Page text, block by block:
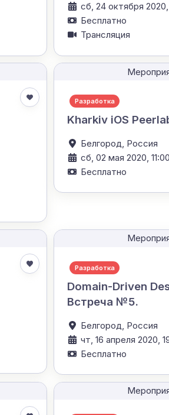
сб, 24 октября
Бесплатно
Трансляция
Разработка
Kharkiv iOS
Белгород, Россия
сб, 02 мая 2020,
Бесплатно
Разработка
Domain-Driven
Встреча №5.
Белгород, Россия
чт, 16 апреля 2020,
Бесплатно